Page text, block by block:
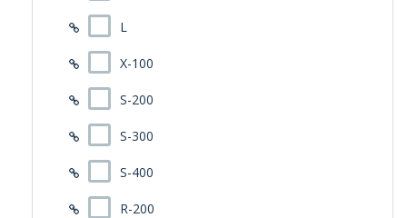
L
X-100
S-200
S-300
S-400
R-200